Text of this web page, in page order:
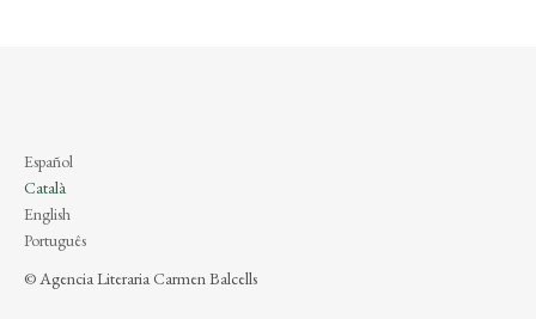
Español
Català
English
Português
© Agencia Literaria Carmen Balcells